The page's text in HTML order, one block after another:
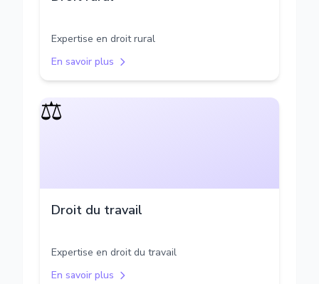
Expertise en droit rural
En savoir plus
⚖️
Droit du travail
Expertise en droit du travail
En savoir plus